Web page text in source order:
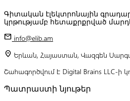
Գիտական էլեկտրոնային
կրթությամբ հետաքրքրված
mail info@elib.am
location_on Երևան, Հայաստան, Վազգեն
Շահագործվում է Digital Brains LLC-ի
Պատրաստի նյութեր